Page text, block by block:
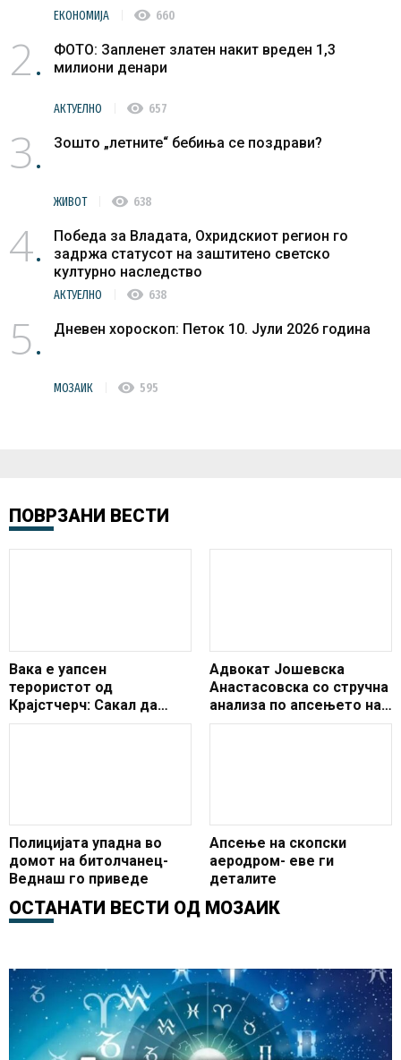
ЕКОНОМИЈА visibility 660
2
ФОТО: Запленет златен накит вреден 1,3
милиони денари
АКТУЕЛНО visibility 657
3 Зошто „летните“ бебиња се поздрави?
ЖИВОТ visibility 638
4
Победа за Владата, Охридскиот регион го
задржа статусот на заштитено светско
културно наследство
АКТУЕЛНО visibility 638
5 Дневен хороскоп: Петок 10. Јули 2026 година
МОЗАИК visibility 595
ПОВРЗАНИ ВЕСТИ
Вака е уапсен
терористот од
Крајстчерч: Сакал да
бега со автомобил, но
Адвокат Јошевска
Анастасовска со стручна
анализа по апсењето на
Чавков
Полицијата упадна во
домот на битолчанец-
Веднаш го приведе
Апсење на скопски
аеродром- еве ги
деталите
ОСТАНАТИ ВЕСТИ ОД МОЗАИК